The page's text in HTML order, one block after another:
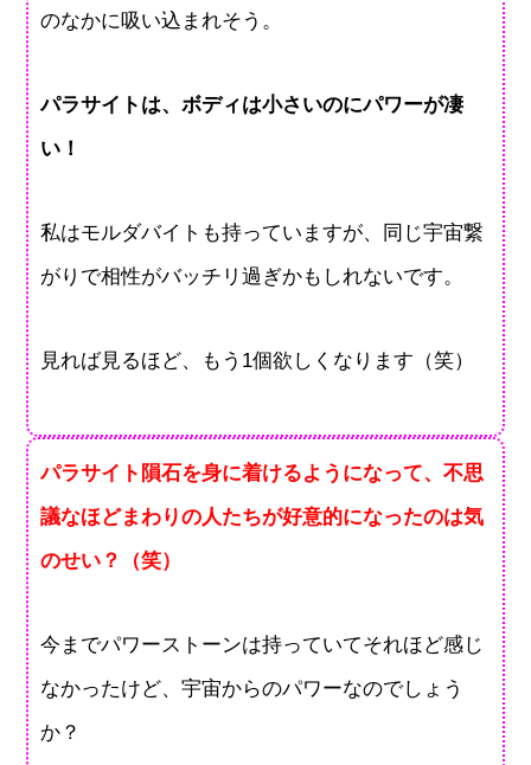
のなかに吸い込まれそう。
パラサイトは、ボディは小さいのにパワーが凄
い！
私はモルダバイトも持っていますが、同じ宇宙繋
がりで相性がバッチリ過ぎかもしれないです。
見れば見るほど、もう1個欲しくなります（笑）
パラサイト隕石を身に着けるようになって、不思
議なほどまわりの人たちが好意的になったのは気
のせい？（笑）
今までパワーストーンは持っていてそれほど感じ
なかったけど、宇宙からのパワーなのでしょう
か？